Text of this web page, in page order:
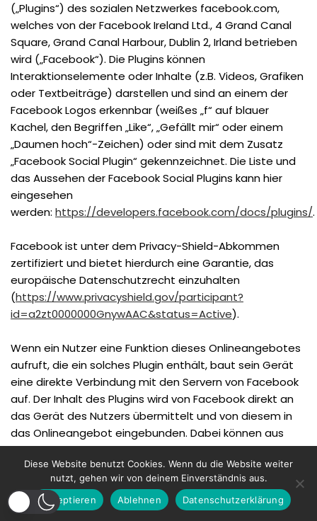
(„Plugins“) des sozialen Netzwerkes facebook.com,
welches von der Facebook Ireland Ltd., 4 Grand Canal
Square, Grand Canal Harbour, Dublin 2, Irland betrieben
wird („Facebook“). Die Plugins können
Interaktionselemente oder Inhalte (z.B. Videos, Grafiken
oder Textbeiträge) darstellen und sind an einem der
Facebook Logos erkennbar (weißes „f“ auf blauer
Kachel, den Begriffen „Like“, „Gefällt mir“ oder einem
„Daumen hoch“-Zeichen) oder sind mit dem Zusatz
„Facebook Social Plugin“ gekennzeichnet. Die Liste und
das Aussehen der Facebook Social Plugins kann hier
eingesehen
werden: https://developers.facebook.com/docs/plugins/.
Facebook ist unter dem Privacy-Shield-Abkommen
zertifiziert und bietet hierdurch eine Garantie, das
europäische Datenschutzrecht einzuhalten
(https://www.privacyshield.gov/participant?
id=a2zt0000000GnywAAC&status=Active).
Wenn ein Nutzer eine Funktion dieses Onlineangebotes
aufruft, die ein solches Plugin enthält, baut sein Gerät
eine direkte Verbindung mit den Servern von Facebook
auf. Der Inhalt des Plugins wird von Facebook direkt an
das Gerät des Nutzers übermittelt und von diesem in
das Onlineangebot eingebunden. Dabei können aus
den verarbeiteten Daten Nutzungsprofile der Nutzer
erstellt werden. Wir haben daher keinen Einfluss auf den
Umfang der Daten, die Facebook mit Hilfe dieses
Plugins erhebt und informiert die Nutzer daher
Diese Website benutzt Cookies. Wenn du die Website weiter
nutzt, gehen wir von deinem Einverständnis aus.
Akzeptieren
Ablehnen Datenschutzerklärung